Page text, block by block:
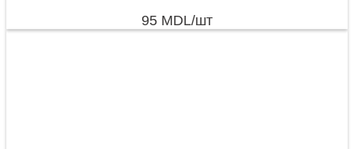
95 MDL/шт